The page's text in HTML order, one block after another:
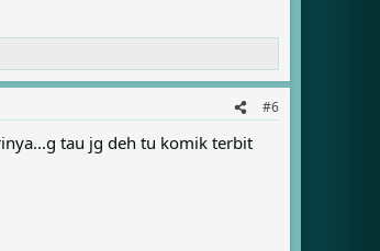
#6
tau jg deh tu komik terbit